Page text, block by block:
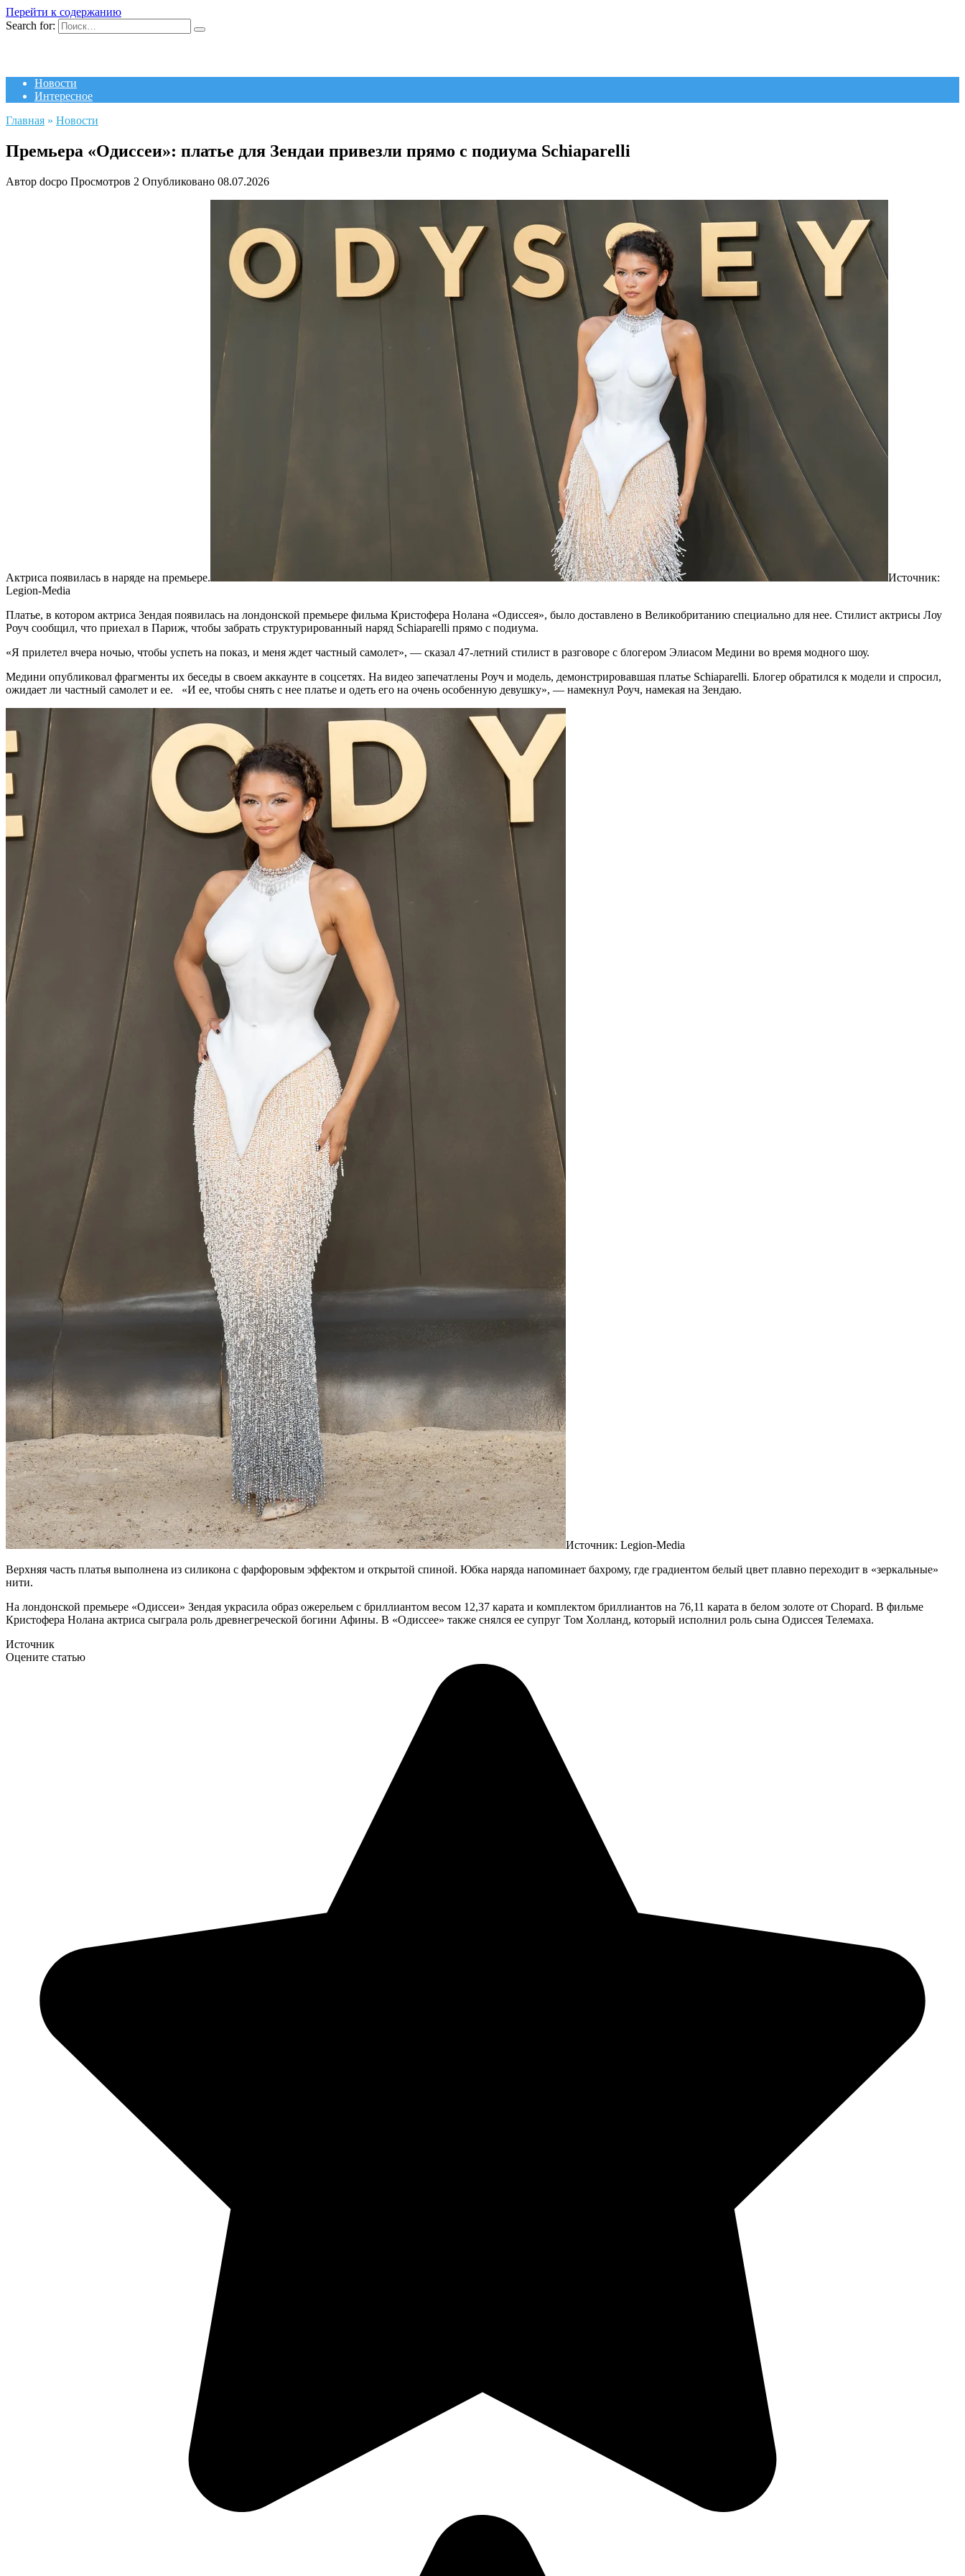
Перейти к содержанию
Search for:
Новости
Интересное
Главная » Новости
Премьера «Одиссеи»: платье для Зендаи привезли прямо с подиума Schiaparelli
Автор docpo Просмотров 2 Опубликовано 08.07.2026
Актриса появилась в наряде на премьере.
Источник:
Legion-Media
Платье, в котором актриса Зендая появилась на лондонской премьере фильма Кристофера Нолана «Одиссея», было доставлено в Великобританию специально для нее. Стилист актрисы Лоу
Роуч сообщил, что приехал в Париж, чтобы забрать структурированный наряд Schiaparelli прямо с подиума.
«Я прилетел вчера ночью, чтобы успеть на показ, и меня ждет частный самолет», — сказал 47-летний стилист в разговоре с блогером Элиасом Медини во время модного шоу.
Медини опубликовал фрагменты их беседы в своем аккаунте в соцсетях. На видео запечатлены Роуч и модель, демонстрировавшая платье Schiaparelli. Блогер обратился к модели и спросил,
ожидает ли частный самолет и ее. «И ее, чтобы снять с нее платье и одеть его на очень особенную девушку», — намекнул Роуч, намекая на Зендаю.
Источник: Legion-Media
Верхняя часть платья выполнена из силикона с фарфоровым эффектом и открытой спиной. Юбка наряда напоминает бахрому, где градиентом белый цвет плавно переходит в «зеркальные»
нити.
На лондонской премьере «Одиссеи» Зендая украсила образ ожерельем с бриллиантом весом 12,37 карата и комплектом бриллиантов на 76,11 карата в белом золоте от Chopard. В фильме
Кристофера Нолана актриса сыграла роль древнегреческой богини Афины. В «Одиссее» также снялся ее супруг Том Холланд, который исполнил роль сына Одиссея Телемаха.
Источник
Оцените статью